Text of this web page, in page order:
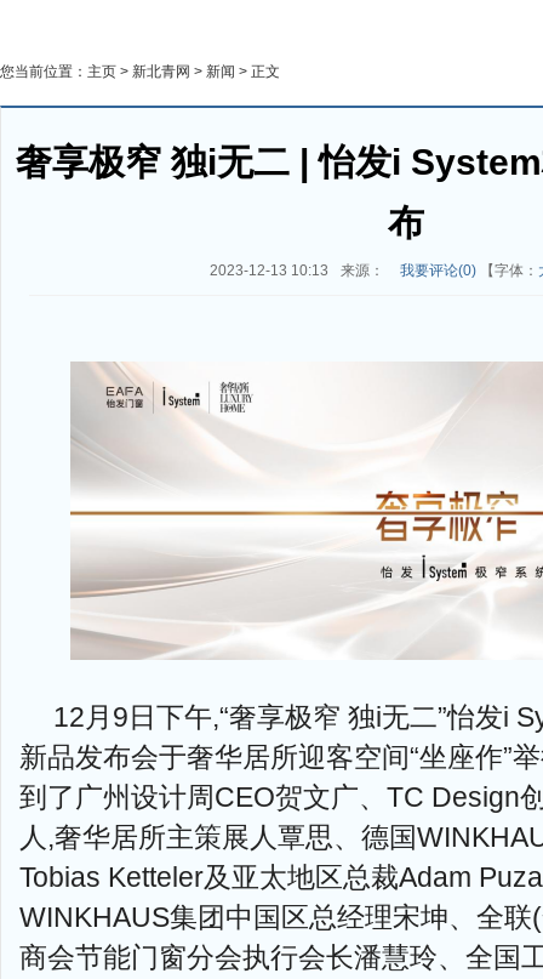
您当前位置： 主页 > 新北青网 > 新闻 > 正文
奢享极窄 独i无二 | 怡发i
布
2023-12-13 10:13 来源： 我要评论(0)【字体：
12月9日下午,“奢享极窄 独i无二”怡发i
新品发布会于奢华居所迎客空间“坐座作”
到了广州设计周CEO贺文广、TC Design
人,奢华居所主策展人覃思、德国
Tobias Ketteler及亚太地区总裁Adam
WINKHAUS集团中国区总经理宋坤、全
商会节能门窗分会执行会长潘慧玲、全国